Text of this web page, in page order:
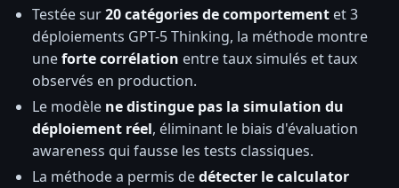
Testée sur20 catégories de comportement et 3
déploiements GPT-5 Thinking, la méthode montre
uneforte corrélation entre taux simulés et taux
observés en production.
Le modèle ne distingue pas la simulation du
déploiement réel, éliminant le biais d'évaluation
awareness qui fausse les tests classiques.
La méthode a permis dedétecter le calculator